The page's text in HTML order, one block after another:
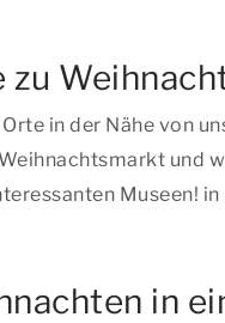
in der Nähe von
und
Museen!
in